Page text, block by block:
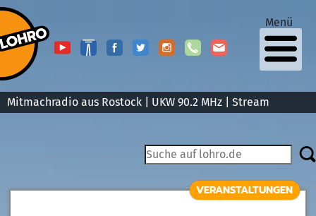
Mitmachradio aus Rostock | UKW 90.2 MHz | Stream
Menü
VERANSTALTUNGEN